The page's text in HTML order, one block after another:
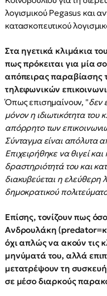
λογισμικού Pegasus και
κατασκοπευτικού
Στα ηγετικά κλιμάκια
πως πρόκειται για μία
απόπειρας παραβίασης
τηλεφωνικών
Όπως επισημαίνουν, "δεν
μόνον η ιδιωτικότητα του
απόρρητο των
Σύνταγμα είναι απόλυτα
Επιχειρήθηκε να θιγεί και
δραστηριότητά του και
διακυβεύεται η ελεύθερη
δημοκρατικού
Επίσης, τονίζουν πως
Ανδρουλάκη
όχι απλώς να ακούν τις
μηνύματά του, αλλά
μετατρέψουν τη
σε μέσο διαρκούς